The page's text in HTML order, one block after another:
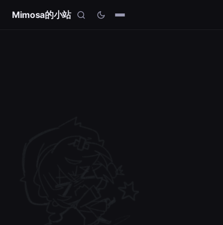
Mimosa的小站